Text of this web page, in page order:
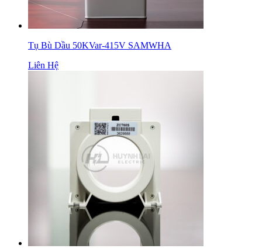
Tụ Bù Dầu 50KVar-415V SAMWHA
Liên Hệ